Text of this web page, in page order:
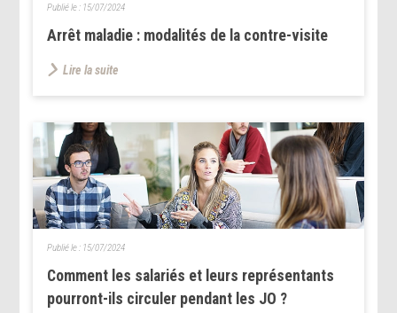
Arrêt maladie : modalités de la contre-visite
Publié le : 15/07/2024
Lire la suite
Comment les salariés et leurs représentants
pourront-ils circuler pendant les JO ?
Publié le : 15/07/2024